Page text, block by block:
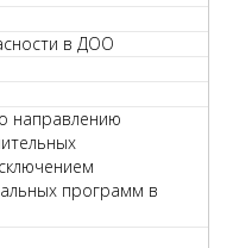
в ДОО
направлению
программ в